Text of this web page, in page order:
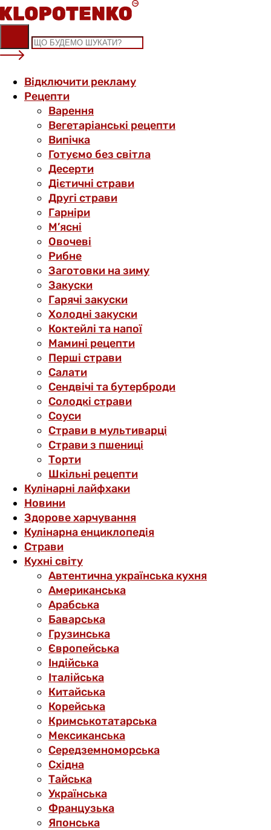
Skip
to
content
Відключити рекламу
Рецепти
Варення
Вегетаріанські рецепти
Випічка
Готуємо без світла
Десерти
Дієтичні страви
Другі страви
Гарніри
М’ясні
Овочеві
Рибне
Заготовки на зиму
Закуски
Гарячі закуски
Холодні закуски
Коктейлі та напої
Мамині рецепти
Перші страви
Салати
Сендвічі та бутерброди
Солодкі страви
Соуси
Страви в мультиварці
Страви з пшениці
Торти
Шкільні рецепти
Кулінарні лайфхаки
Новини
Здорове харчування
Кулінарна енциклопедія
Страви
Кухні світу
Автентична українська кухня
Американська
Арабська
Баварська
Грузинська
Європейська
Індійська
Італійська
Китайська
Корейська
Кримськотатарська
Мексиканська
Середземноморська
Східна
Тайська
Українська
Французька
Японська